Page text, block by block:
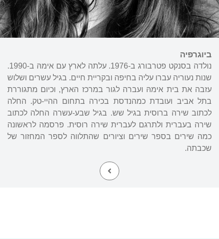
ביוגרפיה
נולדה בסנקט פטרבורג ב-1976. עלתה לארץ עם אימהּ ב-1990.
שנות נעוריה עברו עליה בחיפה ובקריית חיים. בגיל עשרים ושלוש
עזבה את בית אימהּ ועברה לגור במרכז הארץ, וכיום מתגוררת
בתל אביב ועובדת כמהנדסת בכירה בתחום ההיי-טק. החלה
לכתוב שירה ברוסית בגיל שש. בגיל שבע-עשרה החלה לכתוב
שירה בעברית ולתרגם לעברית שירה רוסית. פרסמה לראשונה
כמה שירים בספר שירים וציורים שהתלווה לספר המחזור של
שכבתה.